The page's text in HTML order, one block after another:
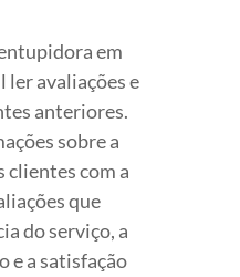
em
ler avaliações e
anteriores.
sobre a
clientes com a
que
do serviço, a
e a satisfação